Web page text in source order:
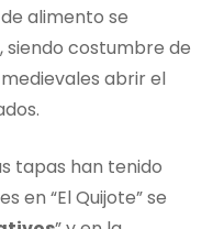
alimento se
siendo costumbre de
abrir el
tapas han tenido
en “El Quijote” se